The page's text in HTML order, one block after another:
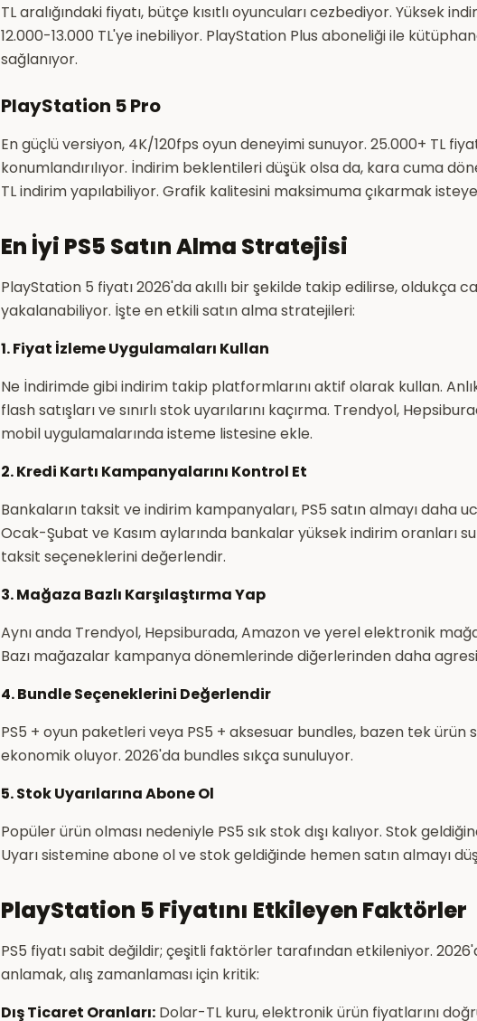
TL aralığındaki fiyatı, bütçe kısıtlı oyuncuları cezbediyor. Yüksek
12.000-13.000 TL'ye inebiliyor. PlayStation Plus aboneliği ile
sağlanıyor.
PlayStation 5 Pro
En güçlü versiyon, 4K/120fps oyun deneyimi sunuyor. 25.000+ TL
konumlandırılıyor. İndirim beklentileri düşük olsa da, kara cuma
TL indirim yapılabiliyor. Grafik kalitesini maksimuma çıkarmak
En İyi PS5 Satın Alma Stratejisi
PlayStation 5 fiyatı 2026'da akıllı bir şekilde takip edilirse, oldukça
yakalanabiliyor. İşte en etkili satın alma stratejileri:
1. Fiyat İzleme Uygulamaları Kullan
Ne İndirimde gibi indirim takip platformlarını aktif olarak kullan.
flash satışları ve sınırlı stok uyarılarını kaçırma. Trendyol,
mobil uygulamalarında isteme listesine ekle.
2. Kredi Kartı Kampanyalarını Kontrol Et
Bankaların taksit ve indirim kampanyaları, PS5 satın almayı daha
Ocak-Şubat ve Kasım aylarında bankalar yüksek indirim oranları
taksit seçeneklerini değerlendir.
3. Mağaza Bazlı Karşılaştırma Yap
Aynı anda Trendyol, Hepsiburada, Amazon ve yerel elektronik
Bazı mağazalar kampanya dönemlerinde diğerlerinden daha
4. Bundle Seçeneklerini Değerlendir
PS5 + oyun paketleri veya PS5 + aksesuar bundles, bazen tek ürün
ekonomik oluyor. 2026'da bundles sıkça sunuluyor.
5. Stok Uyarılarına Abone Ol
Popüler ürün olması nedeniyle PS5 sık stok dışı kalıyor. Stok
Uyarı sistemine abone ol ve stok geldiğinde hemen satın almayı
PlayStation 5 Fiyatını Etkileyen Faktörler
PS5 fiyatı sabit değildir; çeşitli faktörler tarafından etkileniyor.
anlamak, alış zamanlaması için kritik:
Dış Ticaret Oranları: Dolar-TL kuru, elektronik ürün fiyatlarını